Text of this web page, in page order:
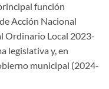
función
Acción Nacional
Ordinario Local 2023-
legislativa y, en
municipal (2024-